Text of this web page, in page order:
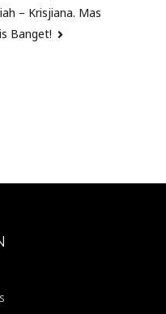
– Krisjiana. Mas
Banget!